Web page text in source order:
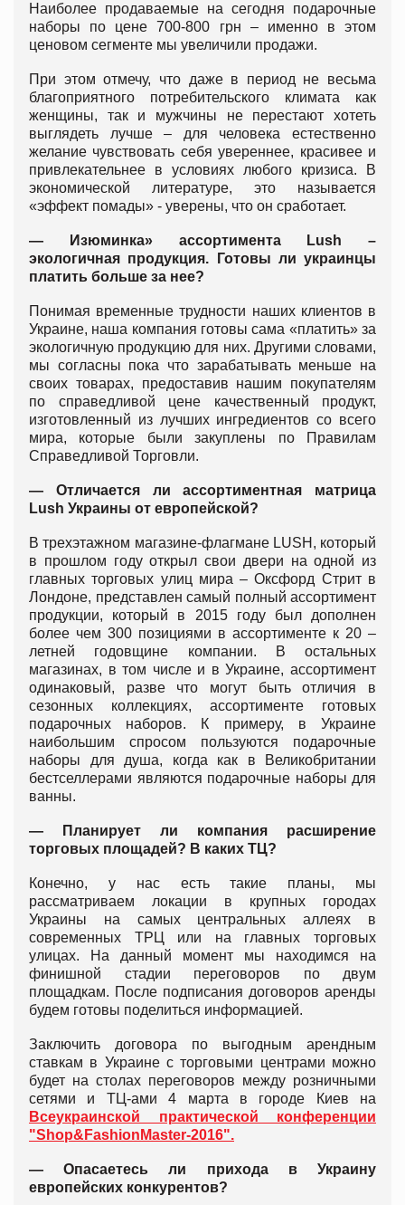
Наиболее продаваемые на сегодня подарочные
наборы по цене 700-800 грн – именно в этом
ценовом сегменте мы увеличили продажи.
При этом отмечу, что даже в период не весьма
благоприятного потребительского климата как
женщины, так и мужчины не перестают хотеть
выглядеть лучше – для человека естественно
желание чувствовать себя увереннее, красивее и
привлекательнее в условиях любого кризиса. В
экономической литературе, это называется
«эффект помады» - уверены, что он сработает.
— Изюминка» ассортимента Lush –
экологичная продукция. Готовы ли украинцы
платить больше за нее?
Понимая временные трудности наших клиентов в
Украине, наша компания готовы сама «платить» за
экологичную продукцию для них. Другими словами,
мы согласны пока что зарабатывать меньше на
своих товарах, предоставив нашим покупателям
по справедливой цене качественный продукт,
изготовленный из лучших ингредиентов со всего
мира, которые были закуплены по Правилам
Справедливой Торговли.
— Отличается ли ассортиментная матрица
Lush Украины от европейской?
В трехэтажном магазине-флагмане LUSH, который
в прошлом году открыл свои двери на одной из
главных торговых улиц мира – Оксфорд Стрит в
Лондоне, представлен самый полный ассортимент
продукции, который в 2015 году был дополнен
более чем 300 позициями в ассортименте к 20 –
летней годовщине компании. В остальных
магазинах, в том числе и в Украине, ассортимент
одинаковый, разве что могут быть отличия в
сезонных коллекциях, ассортименте готовых
подарочных наборов. К примеру, в Украине
наибольшим спросом пользуются подарочные
наборы для душа, когда как в Великобритании
бестселлерами являются подарочные наборы для
ванны.
— Планирует ли компания расширение
торговых площадей? В каких ТЦ?
Конечно, у нас есть такие планы, мы
рассматриваем локации в крупных городах
Украины на самых центральных аллеях в
современных ТРЦ или на главных торговых
улицах. На данный момент мы находимся на
финишной стадии переговоров по двум
площадкам. После подписания договоров аренды
будем готовы поделиться информацией.
Заключить договора по выгодным арендным
ставкам в Украине с торговыми центрами можно
будет на столах переговоров между розничными
сетями и ТЦ-ами 4 марта в городе Киев на
Всеукраинской практической конференции
"Shop&FashionMaster-2016".
— Опасаетесь ли прихода в Украину
европейских конкурентов?